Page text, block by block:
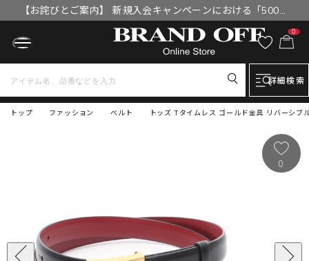
【お詫びとご案内】 新規入会キャンペーンにおける「500円
OFFクーポン」付与漏れと補填について
0
詳細検索
トップ トッズ Tタイムレス ゴールド金具 リバーシブ
ファッション ベルト
0